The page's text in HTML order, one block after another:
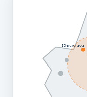
Chrastava